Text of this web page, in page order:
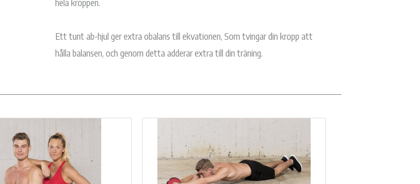
Ett tunt ab-hjul ger extra obalans till ekvationen, Som tvingar din kropp att
hålla balansen, och genom detta adderar extra till din träning.